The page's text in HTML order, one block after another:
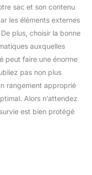
durable avec notre set
d'emballage. 8 Cubes
d'emballage à
de l'intimité et de
durabilité ultimes avec notre
ensemble de cubes
conçus sans filet
visible pour une protection
de l'intimité. En éliminant
les cloisons en maille, nos
offrent une solution de
sûre et fiable pour
effets personnels. De plus,
les icônes de vêtements
lingerie, soutien-
à dents, serviettes,
de toilette de
Cadeau idéal
occasionnel, un
【Bonne Qualité】
méticuleuses. Très
à l'humidité et à
sac et son contenu
les éléments externes
plus, choisir la bonne
auxquelles
peut faire une énorme
pas non plus
rangement approprié
Alors n’attendez
est bien protégé